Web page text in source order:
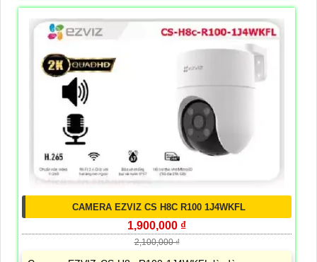
CAMERA EZVIZ CS H8C R100 1J4WKFL
1,900,000 ₫
2,100,000 ₫